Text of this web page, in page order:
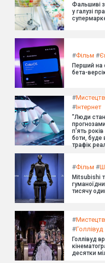
Фальшиві
у галузі
#Фільм #
Перший на
бета-
#
#Інтернет
"Люди
п'ять
боти, буде
трафік
#Фільм #
Mitsubishi
тисячу
#
#Голлівуд
Голлівуд
десятки